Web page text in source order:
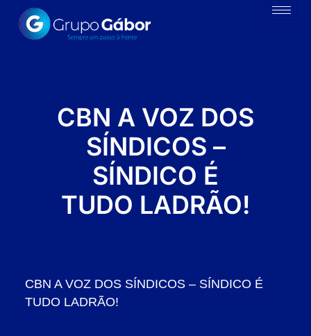
CBN A VOZ DOS
SÍNDICOS –
SÍNDICO É
TUDO LADRÃO!
CBN A VOZ DOS SÍNDICOS – SÍNDICO É
TUDO LADRÃO!